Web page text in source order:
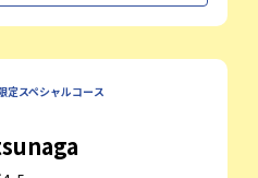
旬の食材が持つ本来の旨味を最
るよう、日々情熱を注いでおり
味しい」という笑顔に出会える
たちにとって最大の喜びです。
感で味わう至福の時間をごゆっ
しみください。
定スペシャルコース